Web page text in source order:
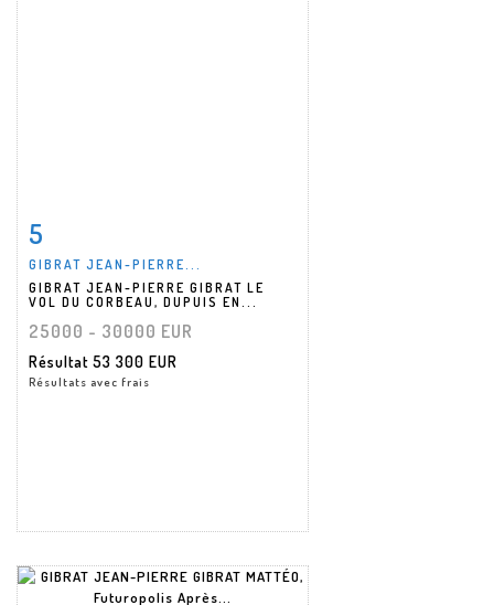
5
GIBRAT JEAN-PIERRE...
GIBRAT JEAN-PIERRE GIBRAT LE
VOL DU CORBEAU, DUPUIS EN...
25000 - 30000 EUR
Résultat 53 300 EUR
Résultats avec frais